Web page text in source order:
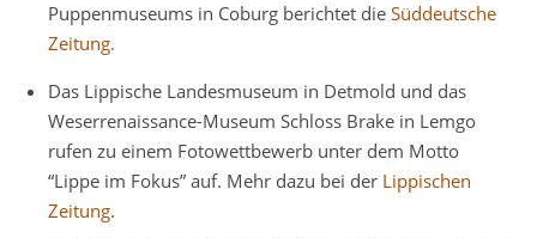
Puppenmuseums in Coburg berichtet die Süddeutsche
Zeitung.
Das Lippische Landesmuseum in Detmold und das
Weserrenaissance-Museum Schloss Brake in Lemgo
rufen zu einem Fotowettbewerb unter dem Motto
“Lippe im Fokus” auf. Mehr dazu bei der Lippischen
Zeitung.